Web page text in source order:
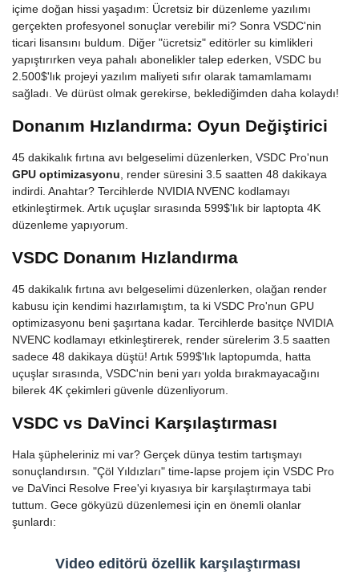
içime doğan hissi yaşadım: Ücretsiz bir düzenleme yazılımı
gerçekten profesyonel sonuçlar verebilir mi? Sonra VSDC'nin
ticari lisansını buldum. Diğer "ücretsiz" editörler su kimlikleri
yapıştırırken veya pahalı abonelikler talep ederken, VSDC bu
2.500$'lık projeyi yazılım maliyeti sıfır olarak tamamlamamı
sağladı. Ve dürüst olmak gerekirse, beklediğimden daha kolaydı!
Donanım Hızlandırma: Oyun Değiştirici
45 dakikalık fırtına avı belgeselimi düzenlerken, VSDC Pro'nun
GPU optimizasyonu, render süresini 3.5 saatten 48 dakikaya
indirdi. Anahtar? Tercihlerde NVIDIA NVENC kodlamayı
etkinleştirmek. Artık uçuşlar sırasında 599$'lık bir laptopta 4K
düzenleme yapıyorum.
VSDC Donanım Hızlandırma
45 dakikalık fırtına avı belgeselimi düzenlerken, olağan render
kabusu için kendimi hazırlamıştım, ta ki VSDC Pro'nun GPU
optimizasyonu beni şaşırtana kadar. Tercihlerde basitçe NVIDIA
NVENC kodlamayı etkinleştirerek, render sürelerim 3.5 saatten
sadece 48 dakikaya düştü! Artık 599$'lık laptopumda, hatta
uçuşlar sırasında, VSDC'nin beni yarı yolda bırakmayacağını
bilerek 4K çekimleri güvenle düzenliyorum.
VSDC vs DaVinci Karşılaştırması
Hala şüpheleriniz mi var? Gerçek dünya testim tartışmayı
sonuçlandırsın. "Çöl Yıldızları" time-lapse projem için VSDC Pro
ve DaVinci Resolve Free'yi kıyasıya bir karşılaştırmaya tabi
tuttum. Gece gökyüzü düzenlemesi için en önemli olanlar
şunlardı:
Video editörü özellik karşılaştırması